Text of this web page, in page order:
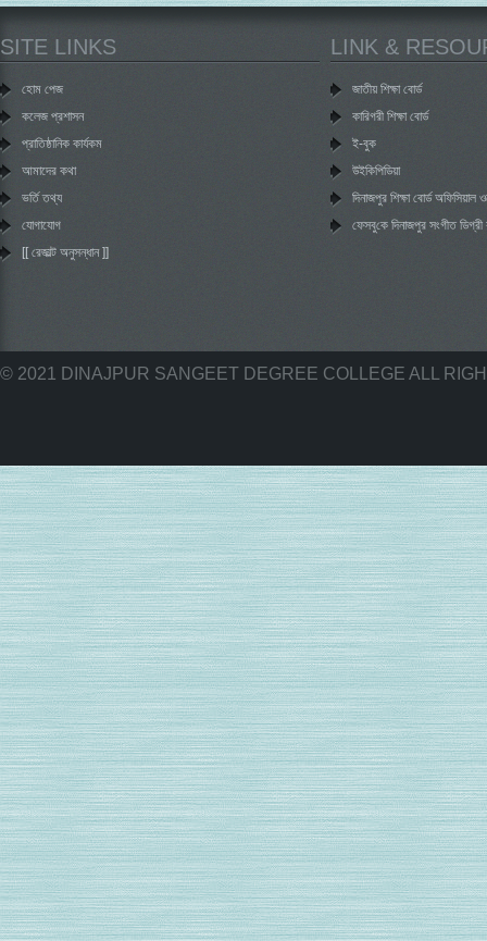
SITE LINKS
হোম পেজ
কলেজ প্রশাসন
প্রাতিষ্ঠানিক কার্যকম
আমাদের কথা
ভর্তি তথ্য
যোগাযোগ
[[ রেজাল্ট অনুসন্ধান ]]
LINK &
জাতীয় শিক্ষা বোর্ড
কারিগরী শিক্ষা বোর্ড
ই-বুক
উইকিপিডিয়া
দিনাজপুর শিক্ষা বোর্ড অফিসিয়াল
‌ফেসবু‌কে দিনাজপুর সংগীত
© 2021 DINAJPUR SANGEET DEGREE COLLEGE ALL